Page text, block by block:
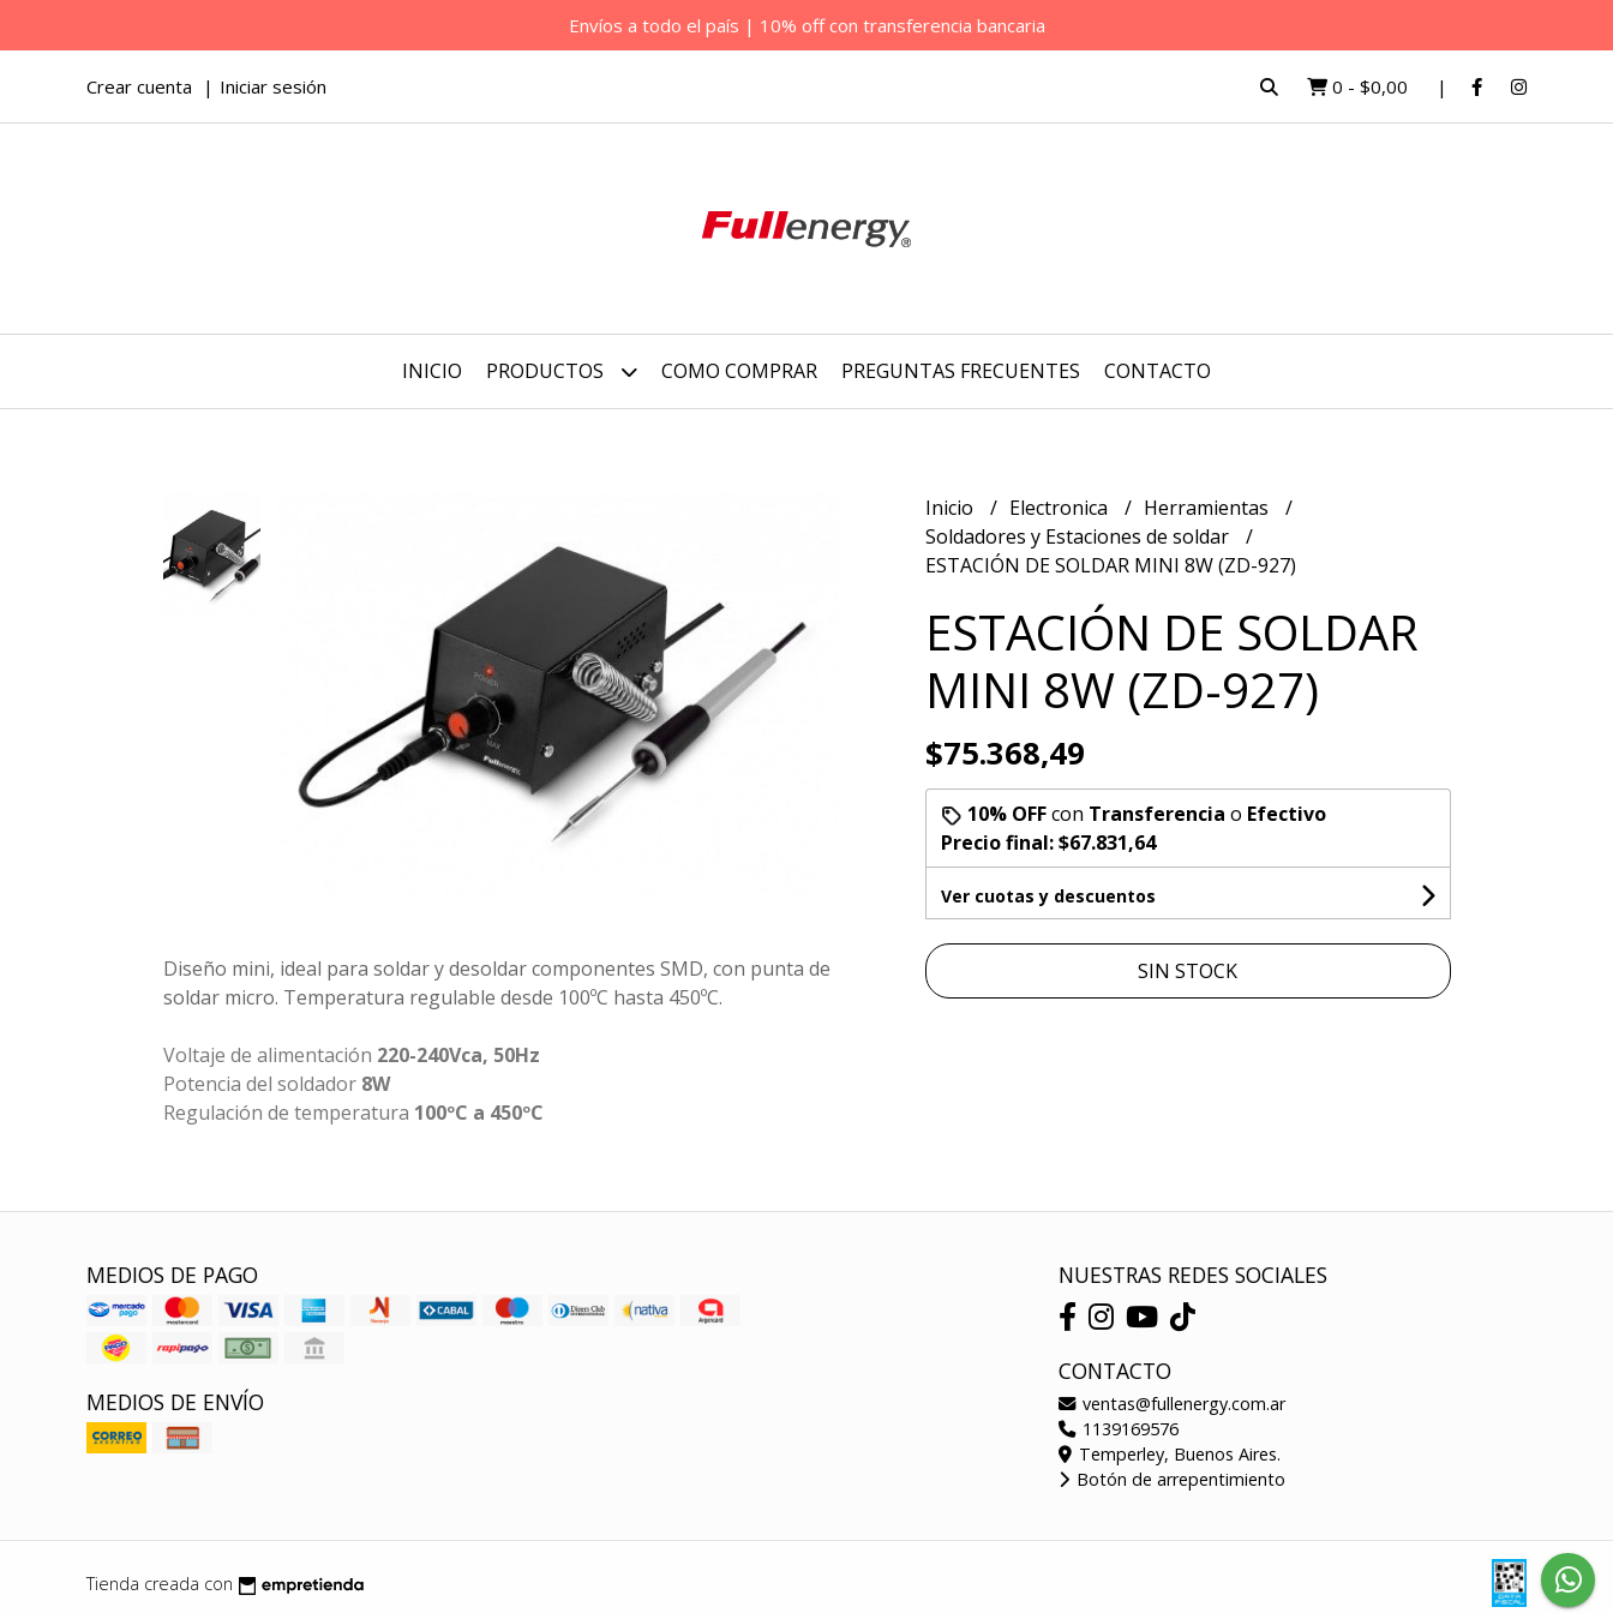
Envíos a todo el país | 10% off con transferencia bancaria
Crear cuenta Iniciar sesión 0 - $0,00
INICIO PRODUCTOS COMO COMPRAR PREGUNTAS FRECUENTES CONTACTO
Diseño mini, ideal para soldar y desoldar componentes SMD, con punta de
soldar micro. Temperatura regulable desde 100ºC hasta 450ºC.
Voltaje de alimentación 220-240Vca, 50Hz
Potencia del soldador 8W
Regulación de temperatura 100ºC a 450ºC
Inicio Electronica
Herramientas
Soldadores y Estaciones de soldar
ESTACIÓN DE SOLDAR MINI 8W (ZD-927)
ESTACIÓN DE SOLDAR
MINI 8W (ZD-927)
$75.368,49
10% OFFcon Transferencia o Efectivo
Precio final:$67.831,64
Ver cuotas y descuentos
SIN STOCK
MEDIOS DE PAGO
MEDIOS DE ENVÍO
NUESTRAS REDES SOCIALES
CONTACTO
ventas@fullenergy.com.ar
1139169576
Temperley, Buenos Aires.
Botón de arrepentimiento
Tienda creada con